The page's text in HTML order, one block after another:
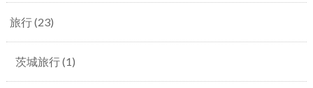
旅行(23)
茨城旅行(1)